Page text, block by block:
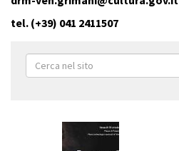
tel. (+39) 041 2411507
Form
di